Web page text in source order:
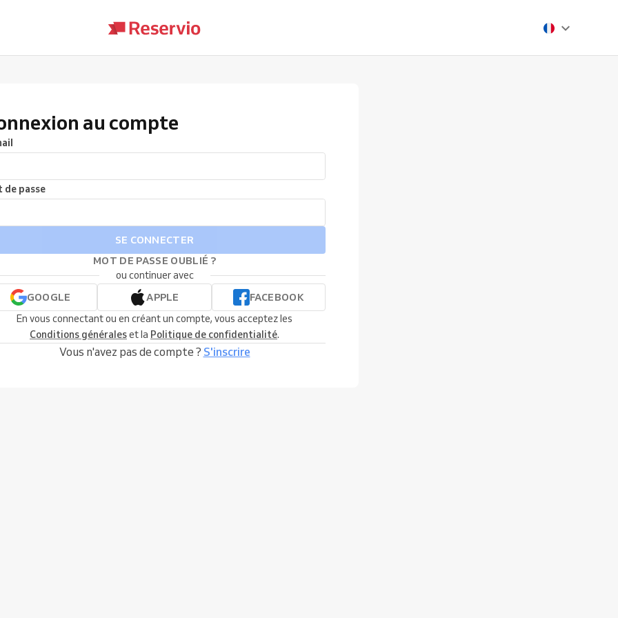
au compte
de passe
SE CONNECTER
MOT DE PASSE OUBLIÉ ?
ou continuer avec
GOOGLE
APPLE
FACEBOOK
En vous connectant ou en créant un compte, vous acceptez les
Conditions généraleset la Politique de confidentialité.
Vous n'avez pas de compte ? S'inscrire